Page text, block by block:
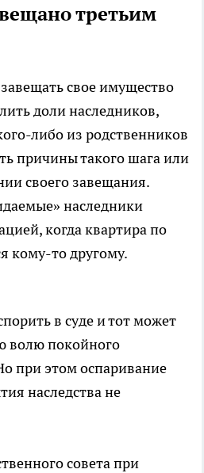
третьим
свое имущество
доли наследников,
либо из родственников
причины такого шага или
своего завещания.
наследники
когда квартира по
кому-то другому.
в суде и тот может
волю покойного
при этом оспаривание
наследства не
совета при